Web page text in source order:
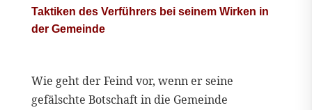
Taktiken des Verführers bei seinem Wirken in
der Gemeinde
Wie geht der Feind vor, wenn er seine
gefälschte Botschaft in die Gemeinde